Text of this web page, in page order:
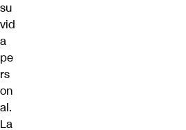
su
vid
a
pe
rs
on
al.
La